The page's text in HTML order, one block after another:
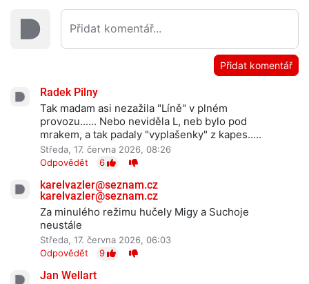
Přidat komentář
Radek Pilny
Tak madam asi nezažila "Líně" v plném
provozu...... Nebo neviděla L, neb bylo pod
mrakem, a tak padaly "vyplašenky" z kapes.....
Středa, 17. června 2026, 08:26
Odpovědět
6
karelvazler@seznam.cz
karelvazler@seznam.cz
Za minulého režimu hučely Migy a Suchoje
neustále
Středa, 17. června 2026, 06:03
Odpovědět
9
Jan Wellart